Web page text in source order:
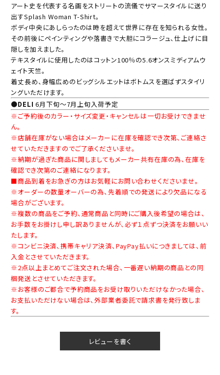
アート史を代表する名画をストリートの流儀でサマースタイルに送り
出すSplash Woman T-Shirt。
ボディ中央にあしらったのは時を超えて世界に存在を知られる女性。
その前後にペインティングや落書きで大胆にコラージュ、仕上げに目
隠しを加えました。
テキスタイルに使用したのはコットン100％の5.6オンスミディアムウ
ェイト天竺。
着丈長め、身幅広めのビッグシルエットはボトムスを選ばずスタイリ
ングいただけます。
●DELI 6月下旬～7月上旬入荷予定
※ご予約後のカラー・サイズ変更・キャンセルは一切お受けできませ
ん。
※店舗在庫がない場合はメーカーに在庫を確認でき次第、ご連絡さ
せていただきますのでご了承くださいませ。
※納期が過ぎた商品に関しましてもメーカー共有在庫の為、在庫を
確認でき次第のご連絡になります。
■商品到着をお急ぎの方はお気軽にお問い合わせくださいませ。
※オーダーの数量オーバーの為、先着順での発送により欠品になる
場合がございます。
※複数の商品をご予約、通常商品と同時にご購入後希望の場合は、
お手数をお掛けし申し訳ありませんが、必ず１点ずつ決済をお願いい
たします。
※コンビニ決済、携帯キャリア決済、PayPay払いにつきましては、前
入金とさせていただきます。
※2点以上まとめてご注文された場合、一番遅い納期の商品との同
梱発送とさせていただきます。
※お客様のご都合で予約商品をお受け取りいただけなかった場合、
お支払いただけない場合は、外部業者委託で請求書を発行致しま
す。
レビューを書く